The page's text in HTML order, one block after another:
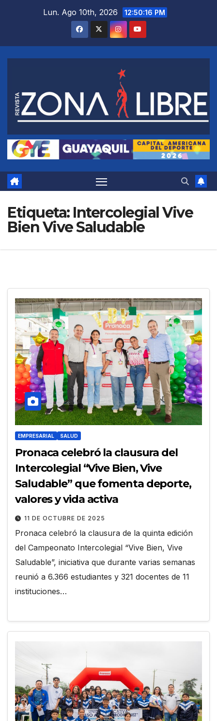
Lun. Ago 10th, 2026 12:50:16 PM
Etiqueta: Intercolegial Vive
Bien Vive Saludable
EMPRESARIAL SALUD
Pronaca celebró la clausura del
Intercolegial “Vive Bien, Vive
Saludable” que fomenta deporte,
valores y vida activa
11 DE OCTUBRE DE 2025
Pronaca celebró la clausura de la quinta edición
del Campeonato Intercolegial “Vive Bien, Vive
Saludable”, iniciativa que durante varias semanas
reunió a 6.366 estudiantes y 321 docentes de 11
instituciones…